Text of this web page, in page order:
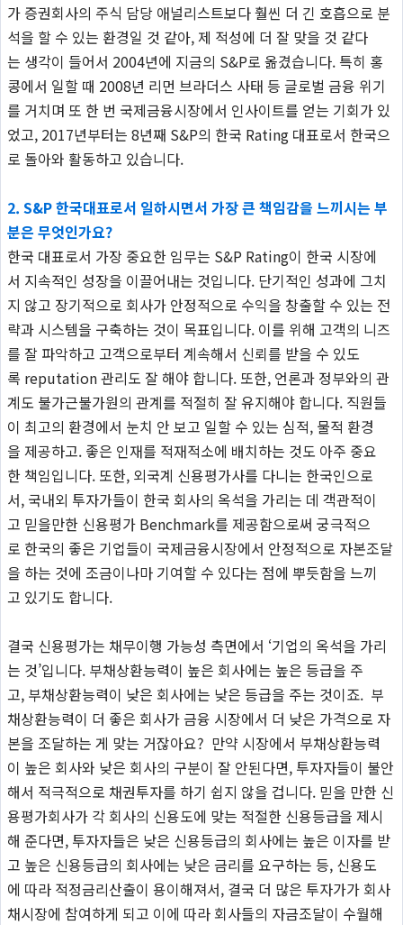
가 증권회사의 주식 담당 애널리스트보다 훨씬 더 긴 호흡으로 분
석을 할 수 있는 환경일 것 같아, 제 적성에 더 잘 맞을 것 같다
는 생각이 들어서 2004년에 지금의 S&P로 옮겼습니다. 특히 홍
콩에서 일할 때 2008년 리먼 브라더스 사태 등 글로벌 금융 위기
를 거치며 또 한 번 국제금융시장에서 인사이트를 얻는 기회가 있
었고, 2017년부터는 8년째 S&P의 한국 Rating 대표로서 한국으
로 돌아와 활동하고 있습니다.
2. S&P 한국대표로서 일하시면서 가장 큰 책임감을 느끼시는 부
분은 무엇인가요?
한국 대표로서 가장 중요한 임무는 S&P Rating이 한국 시장에
서 지속적인 성장을 이끌어내는 것입니다. 단기적인 성과에 그치
지 않고 장기적으로 회사가 안정적으로 수익을 창출할 수 있는 전
략과 시스템을 구축하는 것이 목표입니다. 이를 위해 고객의 니즈
를 잘 파악하고 고객으로부터 계속해서 신뢰를 받을 수 있도
록 reputation 관리도 잘 해야 합니다. 또한, 언론과 정부와의 관
계도 불가근불가원의 관계를 적절히 잘 유지해야 합니다. 직원들
이 최고의 환경에서 눈치 안 보고 일할 수 있는 심적, 물적 환경
을 제공하고. 좋은 인재를 적재적소에 배치하는 것도 아주 중요
한 책임입니다. 또한, 외국계 신용평가사를 다니는 한국인으로
서, 국내외 투자가들이 한국 회사의 옥석을 가리는 데 객관적이
고 믿을만한 신용평가 Benchmark를 제공함으로써 궁극적으
로 한국의 좋은 기업들이 국제금융시장에서 안정적으로 자본조달
을 하는 것에 조금이나마 기여할 수 있다는 점에 뿌듯함을 느끼
고 있기도 합니다.
결국 신용평가는 채무이행 가능성 측면에서 ‘기업의 옥석을 가리
는 것’입니다. 부채상환능력이 높은 회사에는 높은 등급을 주
고, 부채상환능력이 낮은 회사에는 낮은 등급을 주는 것이죠. 부
채상환능력이 더 좋은 회사가 금융 시장에서 더 낮은 가격으로 자
본을 조달하는 게 맞는 거잖아요? 만약 시장에서 부채상환능력
이 높은 회사와 낮은 회사의 구분이 잘 안된다면, 투자자들이 불안
해서 적극적으로 채권투자를 하기 쉽지 않을 겁니다. 믿을 만한 신
용평가회사가 각 회사의 신용도에 맞는 적절한 신용등급을 제시
해 준다면, 투자자들은 낮은 신용등급의 회사에는 높은 이자를 받
고 높은 신용등급의 회사에는 낮은 금리를 요구하는 등, 신용도
에 따라 적정금리산출이 용이해져서, 결국 더 많은 투자가가 회사
채시장에 참여하게 되고 이에 따라 회사들의 자금조달이 수월해